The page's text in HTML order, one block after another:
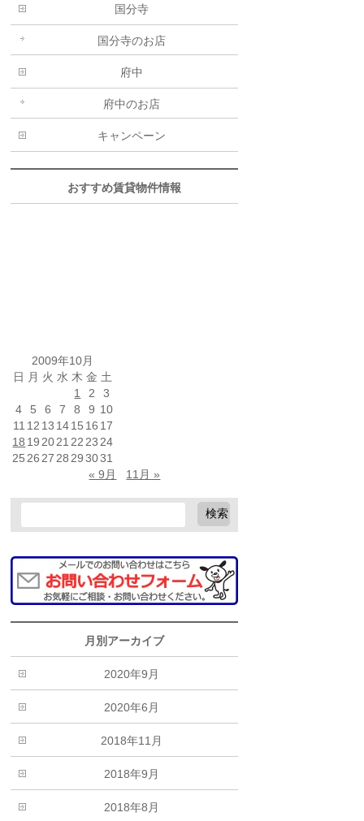
国分寺
国分寺のお店
府中
府中のお店
キャンペーン
おすすめ賃貸物件情報
2009年10月
日 月 火 水 木 金 土
1
2
3
4
5 6 7 8 9 10
11 12 13 1415 16 17
18 19 2021 22 23 24
25 26 27 28 29 3031
« 9月
11月 »
月別アーカイブ
2020年9月
2020年6月
2018年11月
2018年9月
2018年8月